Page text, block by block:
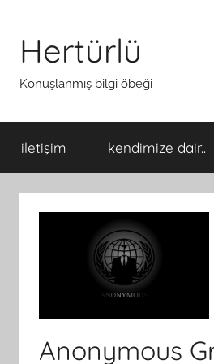
Hertürlü
Konuşlanmış bilgi öbeği
iletişim kendimize dair..
Anonymous